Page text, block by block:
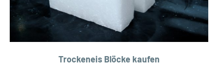
Trockeneis Blöcke kaufen